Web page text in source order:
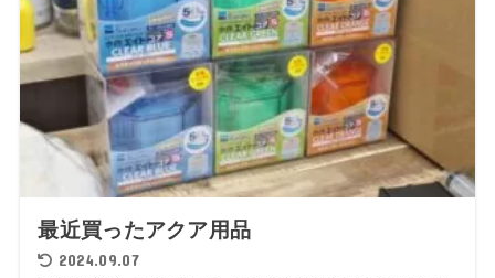
最近買ったアクア用品
2024.09.07